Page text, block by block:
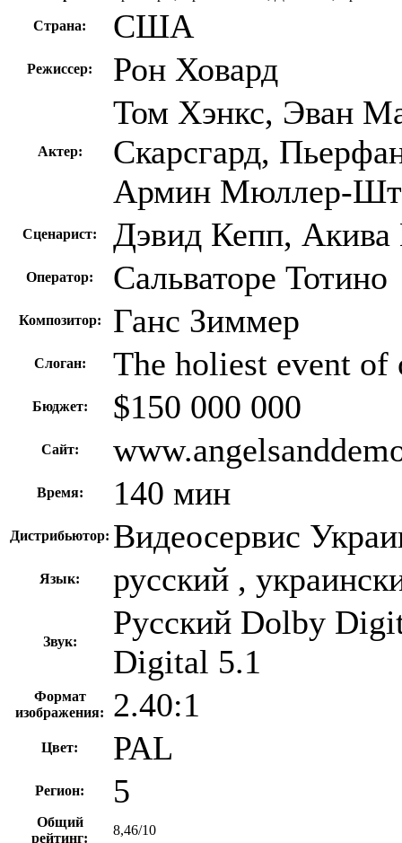
Страна: США
Режиссер: Рон Ховард
Актер:
Том Хэнкс, Эван
Скарсгард,
Армин Мюллер-
Сценарист: Дэвид Кепп, Акива
Оператор: Сальваторе Тотино
Композитор: Ганс Зиммер
Слоган: The holiest event
Бюджет: $150 000 000
Сайт:
Время: 140 мин
Дистрибьютор: Видеосервис
Язык: русский ,
Звук:
Русский Dolby
Digital 5.1
Формат
изображения:
2.40:1
Цвет: PAL
Регион: 5
Общий
рейтинг:
8,46/10